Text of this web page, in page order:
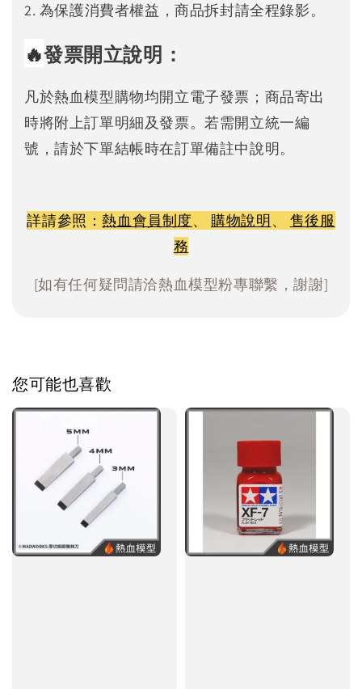
2. 為保護消費者權益，商品拆封請全程錄影。
🔥發票開立說明：
凡於熱血模型購物均開立電子發票；商品寄出
時將附上訂單明細及發票。若需開立統一編
號，請於下單結帳時在訂單備註中說明。
詳請參照：熱血會員制度、 購物說明、 售後服
務
[如有任何疑問請洽熱血模型粉專聯繫，謝謝]
您可能也喜歡